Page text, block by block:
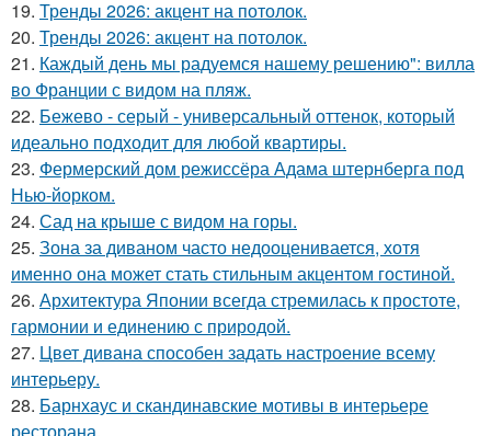
19. Тренды 2026: акцент на потолок.
20. Тренды 2026: акцент на потолок.
21. Каждый день мы радуемся нашему решению": вилла
во Франции с видом на пляж.
22. Бежево - серый - универсальный оттенок, который
идеально подходит для любой квартиры.
23. Фермерский дом режиссёра Адама штернберга под
Нью-йорком.
24. Сад на крыше с видом на горы.
25. Зона за диваном часто недооценивается, хотя
именно она может стать стильным акцентом гостиной.
26. Архитектура Японии всегда стремилась к простоте,
гармонии и единению с природой.
27. Цвет дивана способен задать настроение всему
интерьеру.
28. Барнхаус и скандинавские мотивы в интерьере